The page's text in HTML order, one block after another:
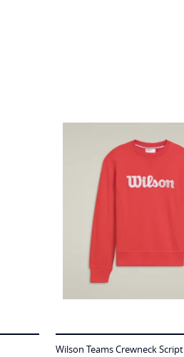
Wilson Teams Crewneck Script